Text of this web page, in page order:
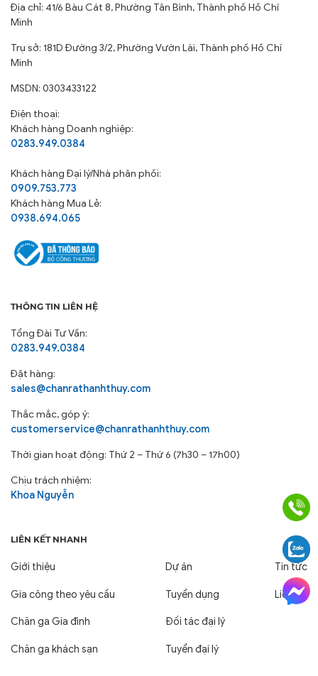
Địa chỉ: 41/6 Bàu Cát 8, Phường Tân Bình, Thành phố Hồ Chí
Minh
Trụ sở: 181D Đường 3/2, Phường Vườn Lài, Thành phố Hồ Chí
Minh
MSDN: 0303433122
Điện thoại:
Khách hàng Doanh nghiệp:
0283.949.0384
Khách hàngĐại lý/Nhà phân phối:
0909.753.773
Khách hàng Mua Lẻ:
0938.694.065
THÔNG TIN LIÊN HỆ
Tổng Đài Tư Vấn:
0283.949.0384
Đặt hàng:
sales@chanrathanhthuy.com
Thắc mắc, góp ý:
customerservice@chanrathanhthuy.com
Thời gian hoạt động: Thứ 2 – Thứ 6 (7h30 – 17h00)
Chịu trách nhiệm:
Khoa Nguyễn
LIÊN KẾT NHANH
Giới thiệu
Gia công theo yêu cầu
Chăn ga Gia đình
Chăn ga khách sạn
Dự án
Tuyển dụng
Đối tác đại lý
Tuyển đại lý
Tin tức
Liên hệ